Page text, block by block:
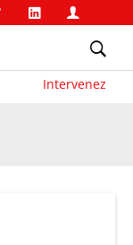
Intervenez